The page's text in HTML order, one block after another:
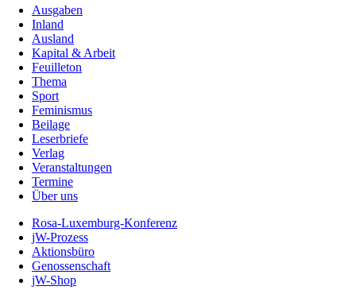
Ausgaben
Inland
Ausland
Kapital & Arbeit
Feuilleton
Thema
Sport
Feminismus
Beilage
Leserbriefe
Verlag
Veranstaltungen
Termine
Über uns
Rosa-Luxemburg-Konferenz
jW-Prozess
Aktionsbüro
Genossenschaft
jW-Shop